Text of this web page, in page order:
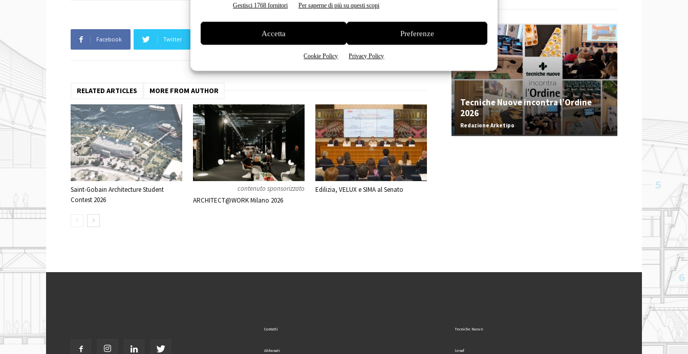
Gestisci 1768 fornitori Per saperne di più su questi scopi
Accetta Preferenze
Cookie Policy Privacy Policy
Facebook Twitter
RELATED ARTICLES MORE FROM AUTHOR
Saint-Gobain Architecture Student
Contest 2026
contenuto sponsorizzato
ARCHITECT@WORK Milano 2026
Edilizia, VELUX e SIMA al Senato
Tecniche Nuove incontra l’Ordine
2026
Redazione Arketipo
Contatti
Abbonati
Tecniche Nuove
Senaf